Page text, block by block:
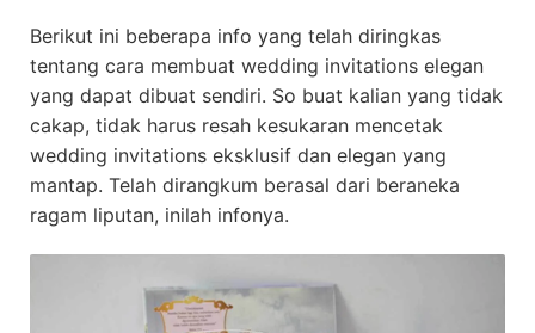
Berikut ini beberapa info yang telah diringkas
tentang cara membuat wedding invitations elegan
yang dapat dibuat sendiri. So buat kalian yang tidak
cakap, tidak harus resah kesukaran mencetak
wedding invitations eksklusif dan elegan yang
mantap. Telah dirangkum berasal dari beraneka
ragam liputan, inilah infonya.